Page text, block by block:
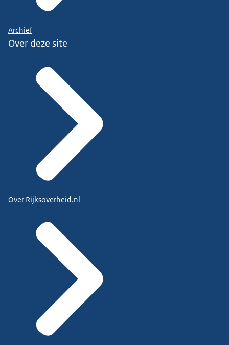
Archief
Over deze site
Over Rijksoverheid.nl